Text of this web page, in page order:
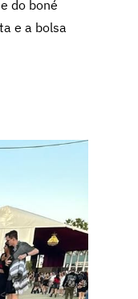
do boné
e a bolsa